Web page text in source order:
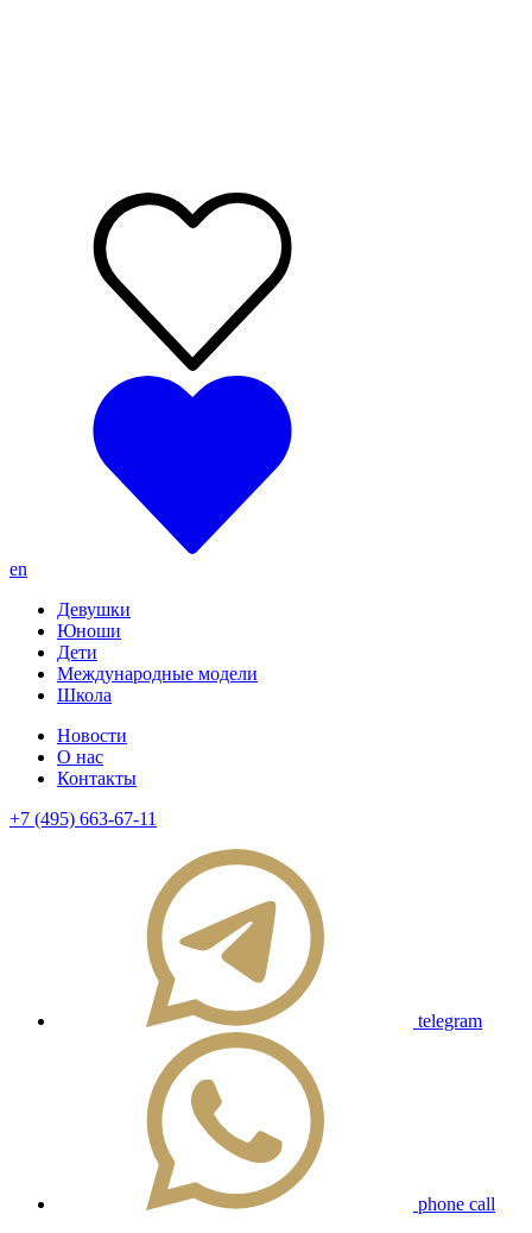
en
Девушки
Юноши
Дети
Международные модели
Школа
Новости
О нас
Контакты
+7 (495) 663-67-11
telegram
phone call